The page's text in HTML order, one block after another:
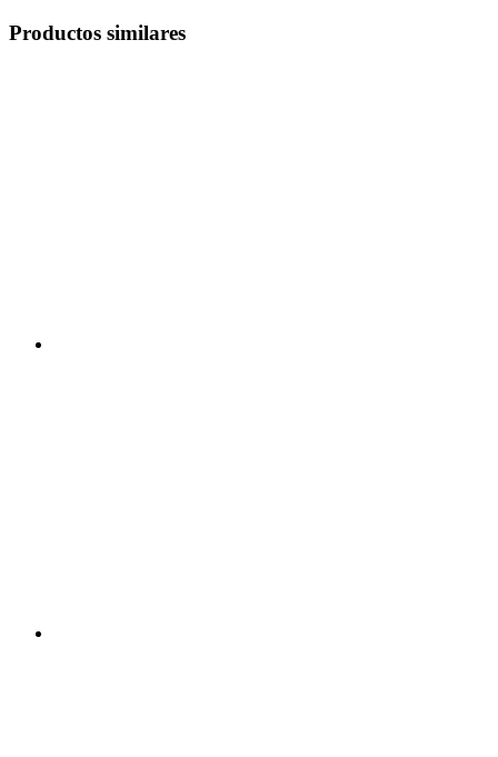
Productos similares